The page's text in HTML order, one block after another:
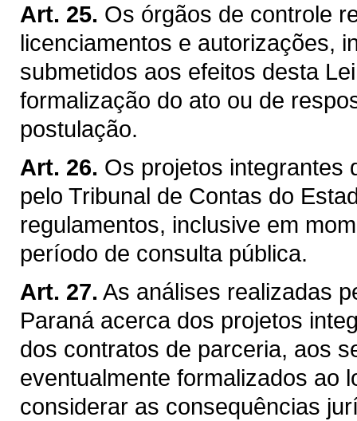
Art. 25. Os órgãos de controle
licenciamentos e autorizações,
submetidos aos efeitos desta
formalização do ato ou de
postulação.
Art. 26. Os projetos integrantes
pelo Tribunal de Contas do
regulamentos, inclusive em
período de consulta pública.
Art. 27. As análises realizadas
Paraná acerca dos projetos
dos contratos de parceria, aos
eventualmente formalizados ao
considerar as consequências